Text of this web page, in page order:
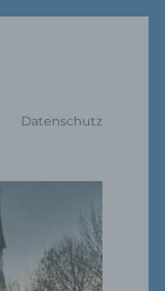
Datenschutz